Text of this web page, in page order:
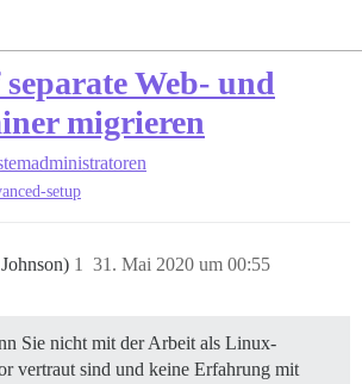
Web- und
migrieren
setup
31. Mai 2020 um 00:55
1
Sie nicht mit der Arbeit als Linux-
vertraut sind und keine Erfahrung mit